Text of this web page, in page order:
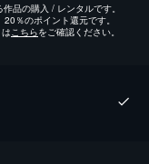
品の購入 / レンタルです。
％のポイント還元です。
こちらをご確認ください。